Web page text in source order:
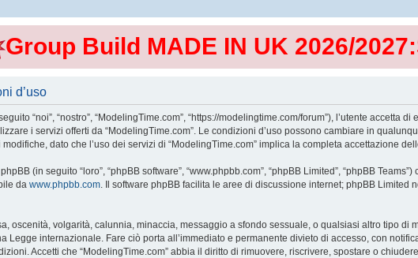
Group Build MADE IN UK 2026/
d’uso
“noi”, “nostro”, “ModelingTime.com”, “https://modelingtime.com/forum”), l’utente
i servizi offerti da “ModelingTime.com”. Le condizioni d’uso possono cambiare in
dato che l’uso dei servizi di “ModelingTime.com” implica la completa accettazione
(in seguito “loro”, “phpBB software”, “www.phpbb.com”, “phpBB Limited”, “phpBB
da www.phpbb.com. Il software phpBB facilita le aree di discussione internet; phpBB
oscenità, volgarità, calunnia, minaccia, messaggio a sfondo sessuale, o qualsiasi altro tipo
Legge internazionale. Fare ciò porta all’immediato e permanente divieto di accesso, con
Accetti che “ModelingTime.com” abbia il diritto di rimuovere, riscrivere, spostare o